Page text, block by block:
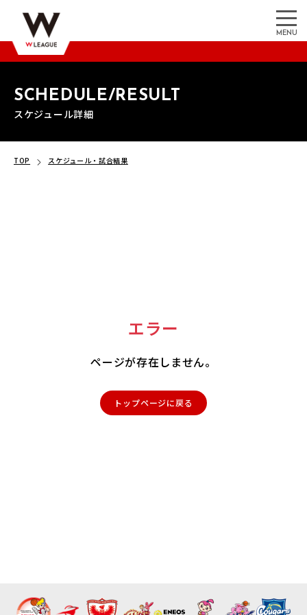
MENU
SCHEDULE/RESULT
スケジュール詳細
TOP スケジュール・試合結果
エラー
ページが存在しません。
トップページに戻る